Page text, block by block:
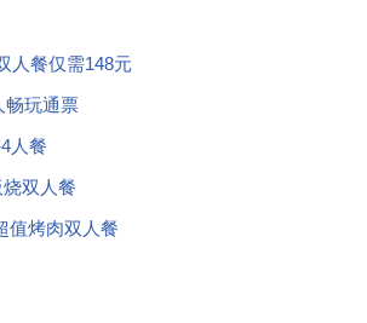
人餐仅需148元
畅玩通票
人餐
双人餐
值烤肉双人餐